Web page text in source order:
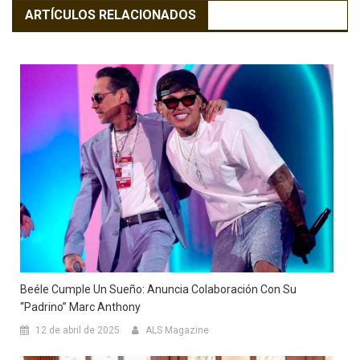
ARTÍCULOS RELACIONADOS
Beéle Cumple Un Sueño: Anuncia Colaboración Con Su
“padrino” Marc Anthony
12 de abril de 2025 ALS Magazine